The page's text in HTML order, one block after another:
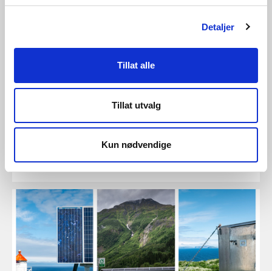
Detaljer
Tillat alle
Tillat utvalg
Kun nødvendige
17/04/2023 | Latest news
Norways smart meter journey completes
as 99 % of Norwegians now have a smart
meter